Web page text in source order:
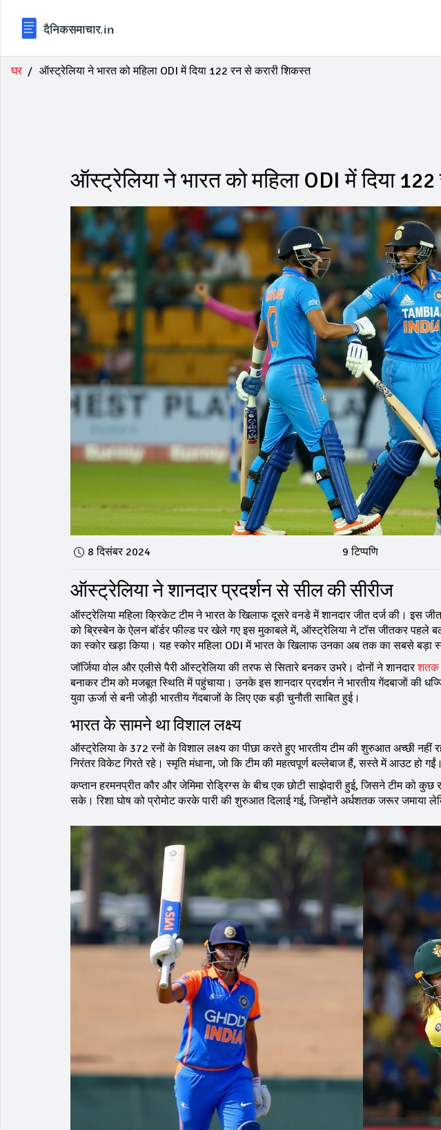
घर ऑस्ट्रेलिया ने भारत को महिला ODI में दिया 122 रन से करारी शिकस्त
ऑस्ट्रेलिया ने भारत को महिला ODI में दिया
8 दिसंबर 2024 9 टिप्पणि
ऑस्ट्रेलिया ने शानदार प्रदर्शन से सील की सीरीज
ऑस्ट्रेलिया महिला क्रिकेट टीम ने भारत के खिलाफ दूसरे वनडे में शानदार जीत दर्ज की। इस
को ब्रिस्बेन के ऐलन बॉर्डर फील्ड पर खेले गए इस मुकाबले में, ऑस्ट्रेलिया ने टॉस जीतकर पहले
का स्कोर खड़ा किया। यह स्कोर महिला ODI में भारत के खिलाफ उनका अब तक का सबसे बड़ा
जॉर्जिया वोल और एलीसे पैरी ऑस्ट्रेलिया की तरफ से सितारे बनकर उभरे। दोनों ने शानदारशतक
बनाकर टीम को मजबूत स्थिति में पहुंचाया। उनके इस शानदार प्रदर्शन ने भारतीय गेंदबाजों की
युवा ऊर्जा से बनी जोड़ी भारतीय गेंदबाजों के लिए एक बड़ी चुनौती साबित हुई।
भारत के सामने था विशाल लक्ष्य
ऑस्ट्रेलिया के 372 रनों के विशाल लक्ष्य का पीछा करते हुए भारतीय टीम की शुरुआत अच्छी नहीं
निरंतर विकेट गिरते रहे। स्मृति मंधाना, जो कि टीम की महत्वपूर्ण बल्लेबाज हैं, सस्ते में आउट हो
कप्तान हरमनप्रीत कौर और जेमिमा रोड्रिग्स के बीच एक छोटी साझेदारी हुई, जिसने टीम को
सके। रिशा घोष को प्रोमोट करके पारी की शुरुआत दिलाई गई, जिन्होंने अर्धशतक जरूर जमाया